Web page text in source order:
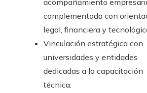
acompañamiento
complementada con
legal, financiera y
Vinculación estratégica con
universidades y entidades
dedicadas a la capacitación
técnica.